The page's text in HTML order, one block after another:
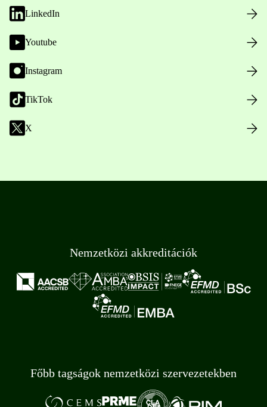
LinkedIn
Youtube
Instagram
TikTok
X
Nemzetközi akkreditációk
Főbb tagságok nemzetközi szervezetekben